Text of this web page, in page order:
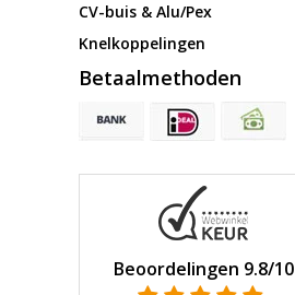
CV-buis & Alu/Pex
Knelkoppelingen
Betaalmethoden
Beoordelingen 9.8/10